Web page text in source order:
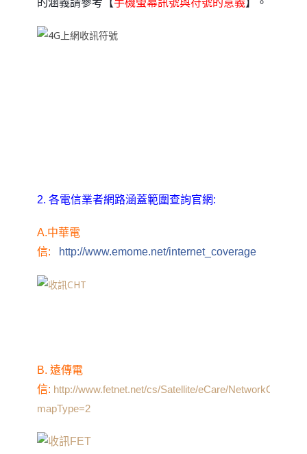
的涵義請參考 手機螢幕訊號與符號的意義 。
2. 各電信業者網路涵蓋範圍查詢官網:
A.中華電
信:
http://www.emome.net/internet_coverage
B. 遠傳電
信: http://www.fetnet.net/cs/Satellite/eCare/
mapType=2